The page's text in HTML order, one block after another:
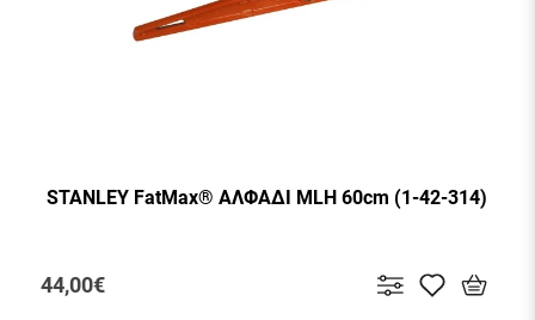
STANLEY FatMax® ΑΛΦΑΔΙ MLH 60cm (1-42-314)
44,00€